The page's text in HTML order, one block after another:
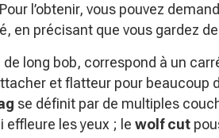
l’obtenir, vous pouvez
en précisant que vous gardez
long bob, correspond à un
et flatteur pour beaucoup
se définit par de multiples
effleure les yeux ; le wolf cut